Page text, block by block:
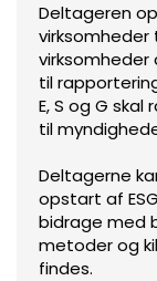
Deltageren
virksomheder
virksomheder
til
E, S og G
til
Deltagerne
opstart af
bidrage med
metoder og
findes.